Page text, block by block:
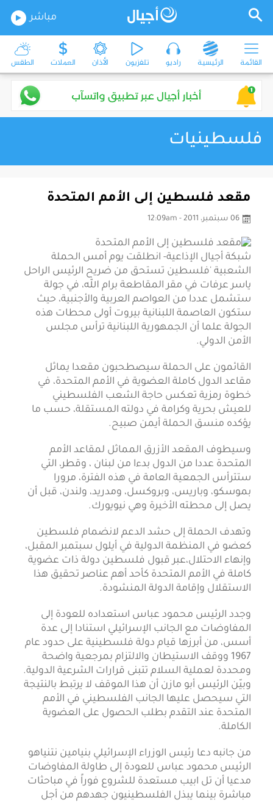
مباشر
القائمة الرئيسية راديو تلفزيون الأذان العملات الطقس
فلسطينيات
مقعد فلسطين إلى الأمم المتحدة
06 سبتمبر، 2011 - 12:09am
شبكة أجيال الإذاعية- انطلقت يوم أمس الحملة
الشعبية 'فلسطين تستحق من ضريح الرئيس الراحل
ياسر عرفات في مقر المقاطعة برام الله، في جولة
ستشمل عددا من العواصم العربية والأجنبية، حيث
ستكون العاصمة اللبنانية بيروت أولى محطات هذه
الجولة علما أن الجمهورية اللبنانية ترأس مجلس
الأمن الدولي.
القائمون على الحملة سيصطحبون مقعدا يماثل
مقاعد الدول كاملة العضوية في الأمم المتحدة، في
خطوة رمزية تعكس حاجة الشعب الفلسطيني
للعيش بحرية وكرامة في دولته المستقلة، حسب ما
يؤكده منسق الحملة أيمن صبيح.
وسيطوف المقعد الأزرق المماثل لمقاعد الأمم
المتحدة عددا من الدول بدءا من لبنان ، وقطر، التي
ستترأس الجمعية العامة في هذه الفترة، مرورا
بموسكو، وباريس، وبروكسل، ومدريد، ولندن، قبل أن
يصل إلى محطته الأخيرة وهي نيويورك.
وتهدف الحملة إلى حشد الدعم لانضمام فلسطين
كعضو في المنظمة الدولية في أيلول سبتمبر المقبل،
وإنهاء الاحتلال،عبر قبول فلسطين دولة ذات عضوية
كاملة في الأمم المتحدة كأحد أهم عناصر تحقيق هذا
الاستقلال وإقامة الدولة المنشودة.
وجدد الرئيس محمود عباس استعداده للعودة إلى
المفاوضات مع الجانب الإسرائيلي استنادا إلى عدة
أسس، من أبرزها قيام دولة فلسطينية على حدود عام
1967 ووقف الاستيطان والالتزام بمرجعية واضحة
ومحددة لعملية السلام تتبنى قرارات الشرعية الدولية.
وبيّن الرئيس أبو مازن أن هذا الموقف لا يرتبط بالنتيجة
التي سيحصل عليها الجانب الفلسطيني في الأمم
المتحدة عند التقدم بطلب الحصول على العضوية
الكاملة.
من جانبه دعا رئيس الوزراء الإسرائيلي بنيامين نتنياهو
الرئيس محمود عباس للعودة إلى طاولة المفاوضات
مدعيا أن تل ابيب مستعدة للشروع فوراً في مباحثات
مباشرة بينما يبذل الفلسطينيون جهدهم من أجل